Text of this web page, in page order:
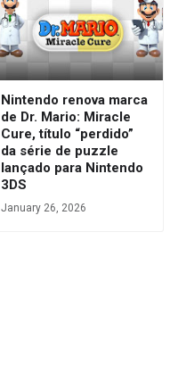
Nintendo renova marca
de Dr. Mario: Miracle
Cure, título “perdido”
da série de puzzle
lançado para Nintendo
3DS
January 26, 2026